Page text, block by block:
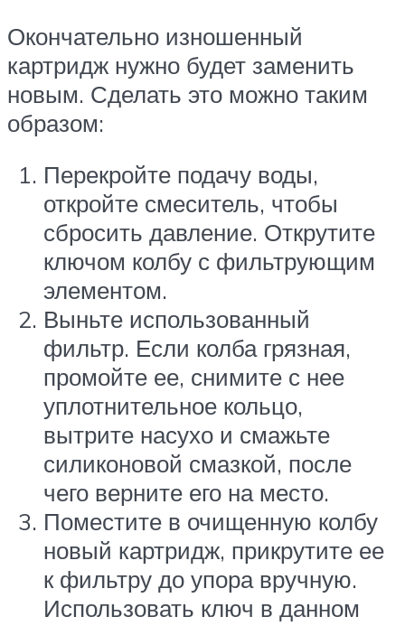
Окончательно изношенный
картридж нужно будет заменить
новым. Сделать это можно таким
образом:
Перекройте подачу воды,
откройте смеситель, чтобы
сбросить давление. Открутите
ключом колбу с фильтрующим
элементом.
Выньте использованный
фильтр. Если колба грязная,
промойте ее, снимите с нее
уплотнительное кольцо,
вытрите насухо и смажьте
силиконовой смазкой, после
чего верните его на место.
Поместите в очищенную колбу
новый картридж, прикрутите ее
к фильтру до упора вручную.
Использовать ключ в данном